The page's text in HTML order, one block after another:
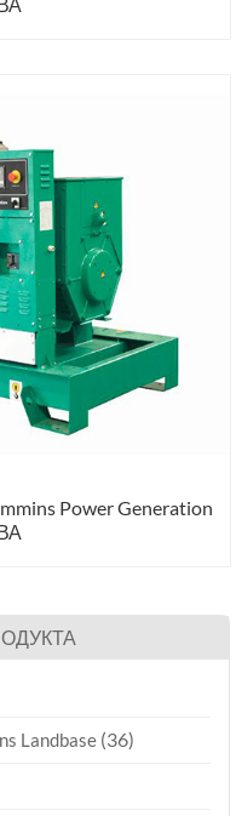
Power Generation
Landbase (36)